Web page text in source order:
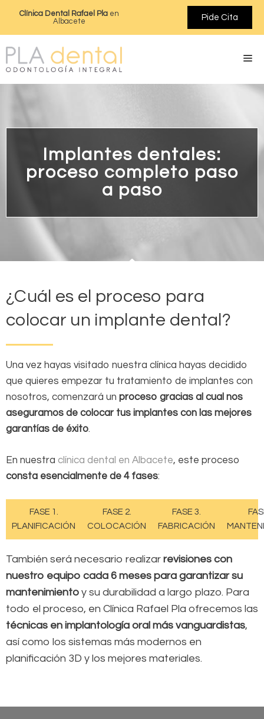
Clínica Dental Rafael Plaen
Albacete
Pide Cita
Implantes dentales:
proceso completo paso
a paso
¿Cuál es el proceso para
colocar un implante dental?
Una vez hayas visitado nuestra clínica hayas decidido
que quieres empezar tu tratamiento de implantes con
nosotros, comenzará un proceso gracias al cual nos
aseguramos de colocar tus implantes con las mejores
garantías de éxito.
En nuestra clínica dental en Albacete, este proceso
consta esencialmente de 4 fases:
FASE 1.
PLANIFICACIÓN
FASE 2.
COLOCACIÓN
FASE 3.
FABRICACIÓN
También será necesario realizar revisiones con
nuestro equipo cada 6 meses para garantizar su
mantenimiento y su durabilidad a largo plazo. Para
todo el proceso, en Clínica Rafael Pla ofrecemos las
técnicas en implantología oral más vanguardistas,
así como los sistemas más modernos en
planificación 3D y los mejores materiales.